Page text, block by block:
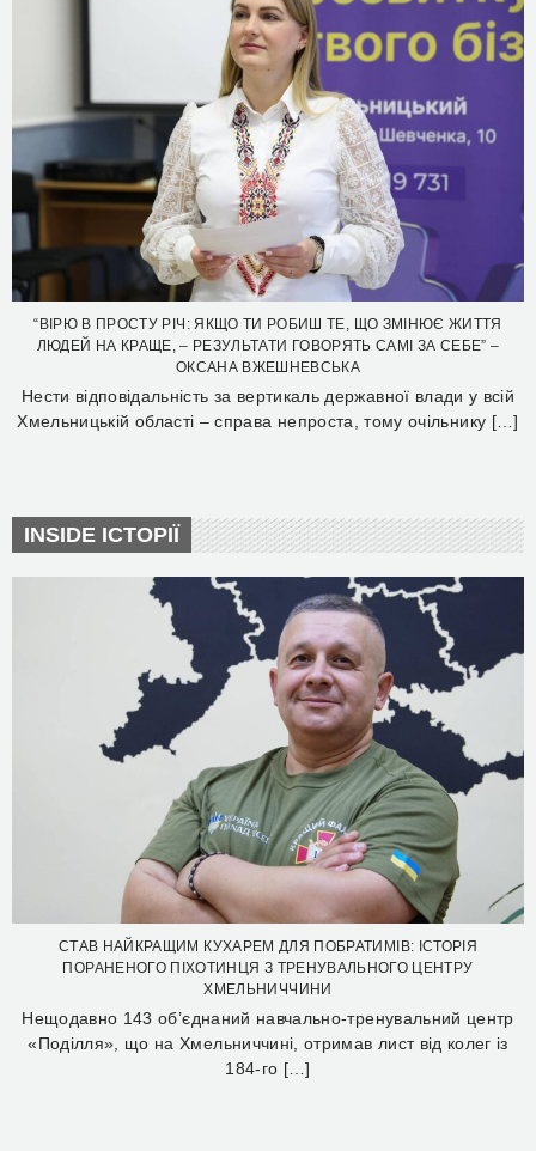
“ВІРЮ В ПРОСТУ РІЧ: ЯКЩО ТИ РОБИШ ТЕ, ЩО ЗМІНЮЄ ЖИТТЯ
ЛЮДЕЙ НА КРАЩЕ, – РЕЗУЛЬТАТИ ГОВОРЯТЬ САМІ ЗА СЕБЕ” –
ОКСАНА ВЖЕШНЕВСЬКА
Нести відповідальність за вертикаль державної влади у всій
Хмельницькій області – справа непроста, тому очільнику […]
INSIDE ІСТОРІЇ
СТАВ НАЙКРАЩИМ КУХАРЕМ ДЛЯ ПОБРАТИМІВ: ІСТОРІЯ
ПОРАНЕНОГО ПІХОТИНЦЯ З ТРЕНУВАЛЬНОГО ЦЕНТРУ
ХМЕЛЬНИЧЧИНИ
Нещодавно 143 об’єднаний навчально-тренувальний центр
«Поділля», що на Хмельниччині, отримав лист від колег із
184-го […]